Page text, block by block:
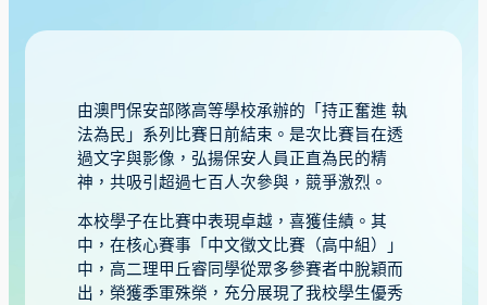
由澳門保安部隊高等學校承辦的「持正奮進 執
法為民」系列比賽日前結束。是次比賽旨在透
過文字與影像，弘揚保安人員正直為民的精
神，共吸引超過七百人次參與，競爭激烈。
本校學子在比賽中表現卓越，喜獲佳績。其
中，在核心賽事「中文徵文比賽（高中組）」
中，高二理甲丘睿同學從眾多參賽者中脫穎而
出，榮獲季軍殊榮，充分展現了我校學生優秀